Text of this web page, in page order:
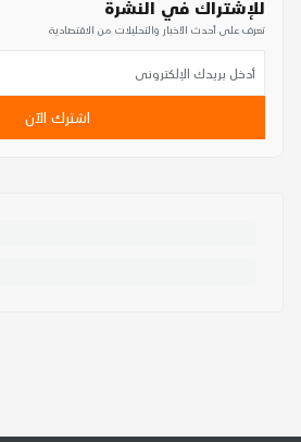
للإشتراك في النشرة
تعرف على أحدث الأخبار والتحليلات من الاقتصادية
اشترك الآن